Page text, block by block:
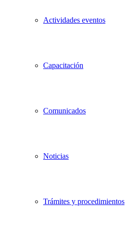
Actividades eventos
Capacitación
Comunicados
Noticias
Trámites y procedimientos